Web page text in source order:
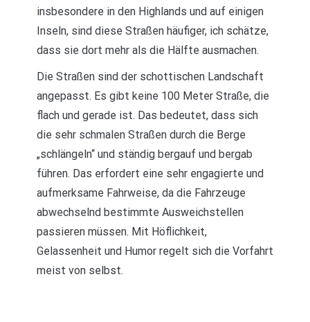
insbesondere in den Highlands und auf einigen
Inseln, sind diese Straßen häufiger, ich schätze,
dass sie dort mehr als die Hälfte ausmachen.
Die Straßen sind der schottischen Landschaft
angepasst. Es gibt keine 100 Meter Straße, die
flach und gerade ist. Das bedeutet, dass sich
die sehr schmalen Straßen durch die Berge
„schlängeln“ und ständig bergauf und bergab
führen. Das erfordert eine sehr engagierte und
aufmerksame Fahrweise, da die Fahrzeuge
abwechselnd bestimmte Ausweichstellen
passieren müssen. Mit Höflichkeit,
Gelassenheit und Humor regelt sich die Vorfahrt
meist von selbst.